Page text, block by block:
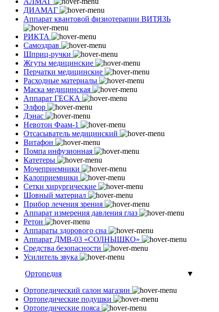
ДИАМАГ
Аппарат квантовой физиотерапии ВИТЯЗЬ
РИКТА
Самоздрав
Шприц-ручки
Жгуты медицинские
Перчатки медицинские
Расходные материалы
Маска медицинская
Аппарат ГЕСКА
Элфор
Дэнас
Невотон Фаам-1
Отсасыватель медицинский
Витафон
Помпа инфузионная
Катетеры
Мочеприемники
Калоприемники
Сетки хирургические
Шовный материал
Прибор лечения зрения
Аппарат измерения давления глаз
Ретон
Аппараты здорового сна
Аппарат ДМВ-03 «СОЛНЫШКО»
Средства безопасности
Усилитель звука
Ортопедия
▼
Ортопедический салон магазин
Ортопедические подушки
Ортопедические пояса